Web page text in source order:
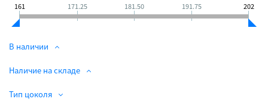
161 171.25 181.50 191.75 202
В наличии
Наличие на складе
Тип цоколя